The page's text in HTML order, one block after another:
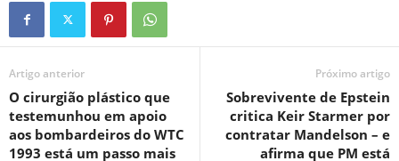
Artigo anterior
O cirurgião plástico que
testemunhou em apoio
aos bombardeiros do WTC
1993 está um passo mais
Próximo artigo
Sobrevivente de Epstein
critica Keir Starmer por
contratar Mandelson – e
afirma que PM está